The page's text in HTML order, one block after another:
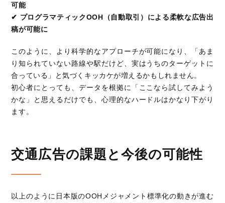
可能
✔ プログラマティックOOH（自動取引）による柔軟な広告出
稿が可能に
このように、より科学的なアプローチが可能になり、「あま
り知られていない路線や駅だけど、実はうちのターゲットに
合っている」と気づくキッカケが増えるかもしれません。
初心者にとっても、データを根拠に「ここなら試してみよう
かな」と思えるだけでも、心理的なハードルはかなり下がり
ます。
交通広告の課題と今後の可能性
以上のように日本版のOOHメジャメント標準化の動きが進む